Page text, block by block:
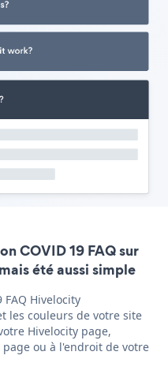
COVID 19 FAQ sur
été aussi simple
FAQ Hivelocity
les couleurs de votre site
Hivelocity page,
ou à l'endroit de votre